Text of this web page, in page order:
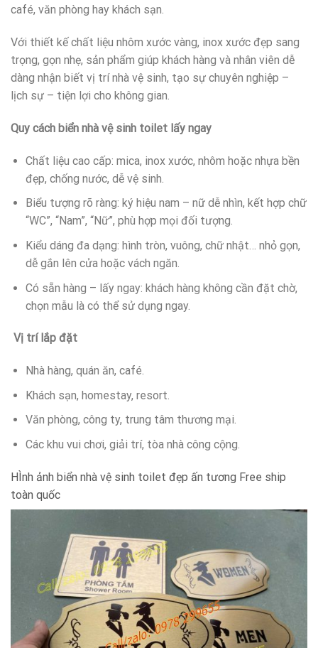
café, văn phòng hay khách sạn.
Với thiết kế chất liệu nhôm xước vàng, inox xước đẹp sang
trọng, gọn nhẹ, sản phẩm giúp khách hàng và nhân viên dễ
dàng nhận biết vị trí nhà vệ sinh, tạo sự chuyên nghiệp –
lịch sự – tiện lợi cho không gian.
Quy cách biển nhà vệ sinh toilet lấy ngay
Chất liệu cao cấp: mica, inox xước, nhôm hoặc nhựa bền
đẹp, chống nước, dễ vệ sinh.
Biểu tượng rõ ràng: ký hiệu nam – nữ dễ nhìn, kết hợp chữ
“WC”, “Nam”, “Nữ”, phù hợp mọi đối tượng.
Kiểu dáng đa dạng: hình tròn, vuông, chữ nhật… nhỏ gọn,
dễ gắn lên cửa hoặc vách ngăn.
Có sẵn hàng – lấy ngay: khách hàng không cần đặt chờ,
chọn mẫu là có thể sử dụng ngay.
Vị trí lắp đặt
Nhà hàng, quán ăn, café.
Khách sạn, homestay, resort.
Văn phòng, công ty, trung tâm thương mại.
Các khu vui chơi, giải trí, tòa nhà công cộng.
HÌnh ảnh biển nhà vệ sinh toilet đẹp ấn tương Free ship
toàn quốc